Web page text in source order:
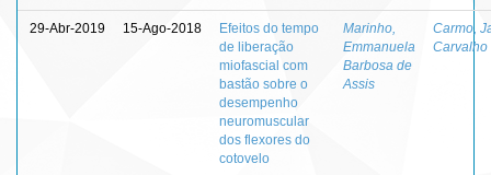
29-Abr-2019 15-Ago-2018
Efeitos do tempo
de liberação
miofascial com
bastão sobre o
desempenho
neuromuscular
dos flexores do
cotovelo
Marinho,
Emmanuela
Barbosa de
Assis
Carmo,
Carvalho